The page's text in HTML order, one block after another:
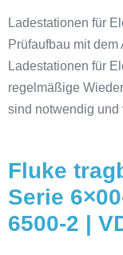
Ladestationen für
Prüfaufbau mit
Ladestationen für
regelmäßige
sind notwendig
Fluke
Serie
6500-2 |